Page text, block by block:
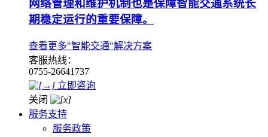
网络管理和维护机制也是保障智能交通系统长
期稳定运行的重要保障。
查看更多"智能交通"解决方案
客服热线：
0755-26641737
立即咨询
关闭
服务支持
服务政策